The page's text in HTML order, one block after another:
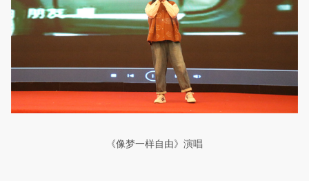
《像梦一样自由》演唱